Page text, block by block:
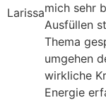
Larissamich sehr
Ausfüllen
Thema
umgehen
wirkliche
Energie